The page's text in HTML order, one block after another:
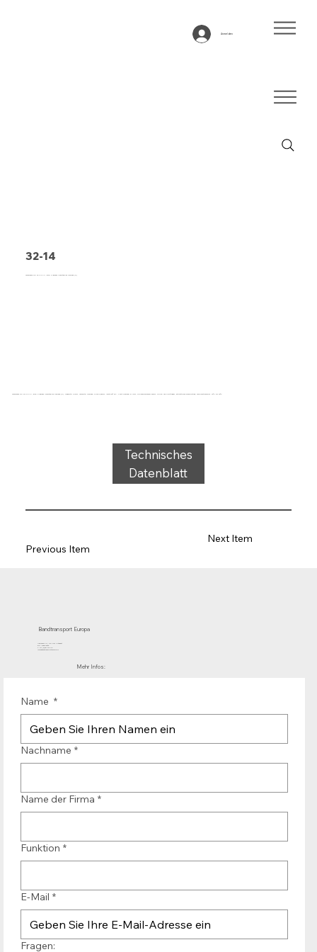
Anmelden
32-14
Förderband Typ 32-14 PVC, grün, 3-lagiges querstabiles Gewebe (R)
Förderband Typ 32-14 PVC, grün, 3-lagiges querstabiles Gewebe (R), Tragseite: 0,7mm, Laufseite: Gewebe, Dicke 3,55mm, Härte 80° ShA, Kraft-Dehnung 13N/mm, Rollendurchmesser 80mm, Rollen- und Gleitträger, antistatische Beschichtung, Temperaturbereich -15°C bis 90°C
Technisches
Datenblatt
Previous Item
Next Item
Bandtransport Europa
Mühlenhof 12 | 1911 DB Uitgeest
die Niederlande
T.:+31 (0)251 319 119
info@bandtransporteurope.nl
Mehr Infos:
Name *
Nachname *
Name der Firma *
Funktion *
E-Mail *
Fragen: